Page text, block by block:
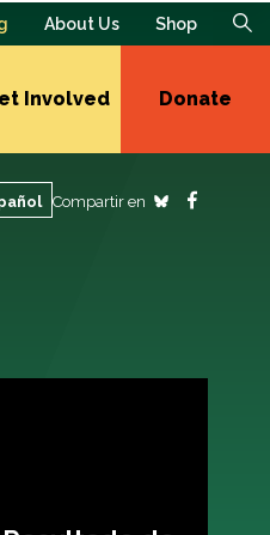
About Us Shop
Involved Donate
Compartir en